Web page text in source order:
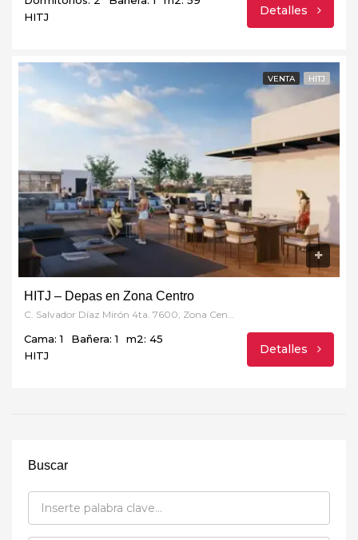
HITJ
Detalles
VENTA HITJ
HITJ – Depas en Zona Centro
Cama: 1 Bañera: 1
m2: 45
HITJ
Detalles
Buscar